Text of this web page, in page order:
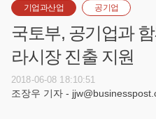
기업과산업 공기업
국토부, 공기업과
라시장 진출 지원
2018-06-08 18:10:51
조장우 기자 -